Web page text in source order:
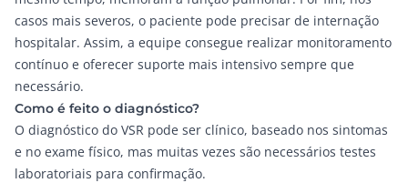
casos mais severos, o paciente pode precisar de internação
hospitalar. Assim, a equipe consegue realizar monitoramento
contínuo e oferecer suporte mais intensivo sempre que
necessário.
Como é feito o diagnóstico?
O diagnóstico do VSR pode ser clínico, baseado nos sintomas
e no exame físico, mas muitas vezes são necessários testes
laboratoriais para confirmação.